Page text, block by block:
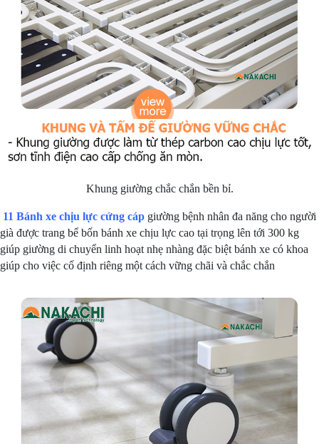
Khung giường chắc chắn bền bỉ.
11 Bánh xe chịu lực cứng cáp giường bệnh nhân đa năng cho người
già được trang bể bốn bánh xe chịu lực cao tại trọng lên tới 300 kg
giúp giường di chuyển linh hoạt nhẹ nhàng đặc biệt bánh xe có khoa
giúp cho việc cố định riêng một cách vững chãi và chắc chắn